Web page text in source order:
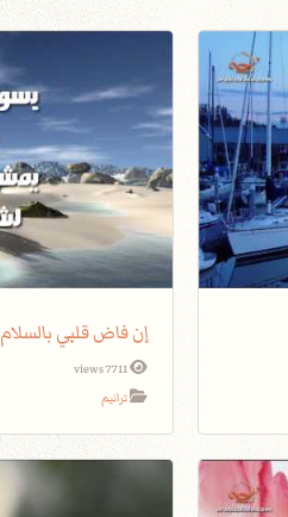
إن فاض قلبي بالسلام
7711 views
ترانيم